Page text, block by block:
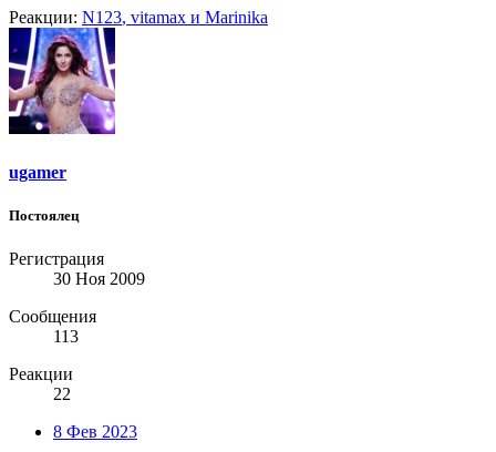
Реакции: N123, vitamax и Marinika
ugamer
Постоялец
Регистрация
30 Ноя 2009
Сообщения
113
Реакции
22
8 Фев 2023